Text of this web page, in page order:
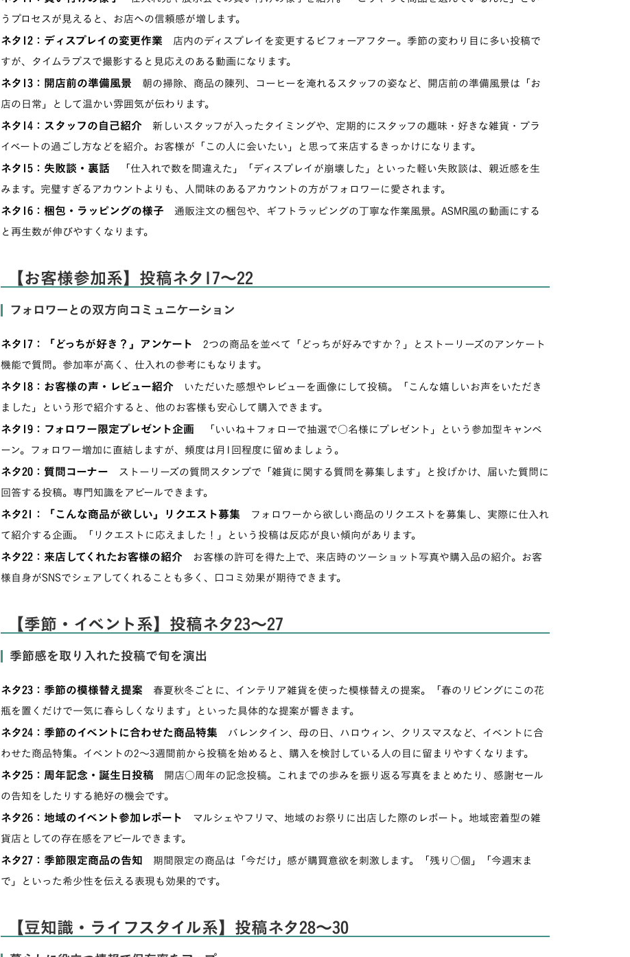
うプロセスが見えると、お店への信頼感が増します。
ネタ12：ディスプレイの変更作業 店内のディスプレイを変更するビフォーアフター。季節の変わり目に多い投稿で
すが、タイムラプスで撮影すると見応えのある動画になります。
ネタ13：開店前の準備風景 朝の掃除、商品の陳列、コーヒーを淹れるスタッフの姿など、開店前の準備風景は「お
店の日常」として温かい雰囲気が伝わります。
ネタ14：スタッフの自己紹介 新しいスタッフが入ったタイミングや、定期的にスタッフの趣味・好きな雑貨・プラ
イベートの過ごし方などを紹介。お客様が「この人に会いたい」と思って来店するきっかけになります。
ネタ15：失敗談・裏話 「仕入れで数を間違えた」「ディスプレイが崩壊した」といった軽い失敗談は、親近感を生
みます。完璧すぎるアカウントよりも、人間味のあるアカウントの方がフォロワーに愛されます。
ネタ16：梱包・ラッピングの様子 通販注文の梱包や、ギフトラッピングの丁寧な作業風景。ASMR風の動画にする
と再生数が伸びやすくなります。
【お客様参加系】投稿ネタ17〜22
フォロワーとの双方向コミュニケーション
ネタ17：「どっちが好き？」アンケート 2つの商品を並べて「どっちが好みですか？」とストーリーズのアンケート
機能で質問。参加率が高く、仕入れの参考にもなります。
ネタ18：お客様の声・レビュー紹介 いただいた感想やレビューを画像にして投稿。「こんな嬉しいお声をいただき
ました」という形で紹介すると、他のお客様も安心して購入できます。
ネタ19：フォロワー限定プレゼント企画 「いいね＋フォローで抽選で○名様にプレゼント」という参加型キャンペ
ーン。フォロワー増加に直結しますが、頻度は月1回程度に留めましょう。
ネタ20：質問コーナー ストーリーズの質問スタンプで「雑貨に関する質問を募集します」と投げかけ、届いた質問に
回答する投稿。専門知識をアピールできます。
ネタ21：「こんな商品が欲しい」リクエスト募集 フォロワーから欲しい商品のリクエストを募集し、実際に仕入れ
て紹介する企画。「リクエストに応えました！」という投稿は反応が良い傾向があります。
ネタ22：来店してくれたお客様の紹介 お客様の許可を得た上で、来店時のツーショット写真や購入品の紹介。お客
様自身がSNSでシェアしてくれることも多く、口コミ効果が期待できます。
【季節・イベント系】投稿ネタ23〜27
季節感を取り入れた投稿で旬を演出
ネタ23：季節の模様替え提案 春夏秋冬ごとに、インテリア雑貨を使った模様替えの提案。「春のリビングにこの花
瓶を置くだけで一気に春らしくなります」といった具体的な提案が響きます。
ネタ24：季節のイベントに合わせた商品特集 バレンタイン、母の日、ハロウィン、クリスマスなど、イベントに合
わせた商品特集。イベントの2〜3週間前から投稿を始めると、購入を検討している人の目に留まりやすくなります。
ネタ25：周年記念・誕生日投稿 開店○周年の記念投稿。これまでの歩みを振り返る写真をまとめたり、感謝セール
の告知をしたりする絶好の機会です。
ネタ26：地域のイベント参加レポート マルシェやフリマ、地域のお祭りに出店した際のレポート。地域密着型の雑
貨店としての存在感をアピールできます。
ネタ27：季節限定商品の告知 期間限定の商品は「今だけ」感が購買意欲を刺激します。「残り○個」「今週末ま
で」といった希少性を伝える表現も効果的です。
【豆知識・ライフスタイル系】投稿ネタ28〜30